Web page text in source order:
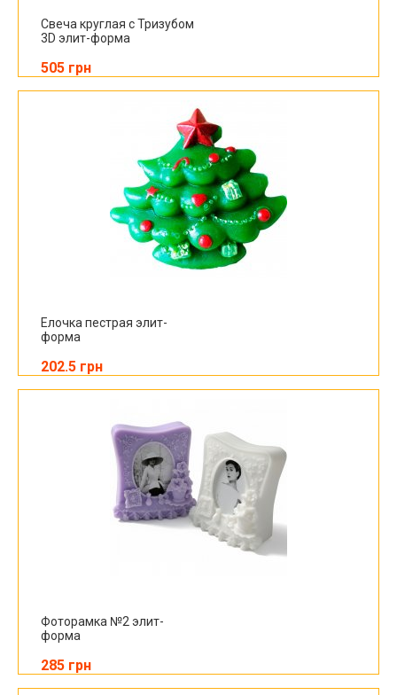
Свеча круглая с Тризубом
3D элит-форма
505 грн
Елочка пестрая элит-
форма
202.5 грн
Фоторамка №2 элит-
форма
285 грн